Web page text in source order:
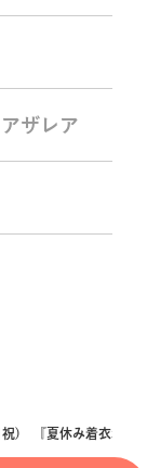
ザレア
祝) 『夏休み着衣水泳